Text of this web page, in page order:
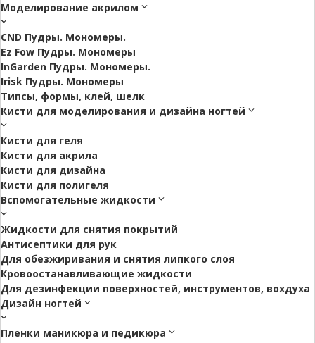
Моделирование акрилом
CND Пудры. Мономеры.
Ez Fow Пудры. Мономеры
InGarden Пудры. Мономеры.
Irisk Пудры. Мономеры
Типсы, формы, клей, шелк
Кисти для моделирования и дизайна ногтей
Кисти для геля
Кисти для акрила
Кисти для дизайна
Кисти для полигеля
Вспомогательные жидкости
Жидкости для снятия покрытий
Антисептики для рук
Для обезжиривания и снятия липкого слоя
Кровоостанавливающие жидкости
Для дезинфекции поверхностей, инструментов, вохдуха
Дизайн ногтей
Пленки маникюра и педикюра